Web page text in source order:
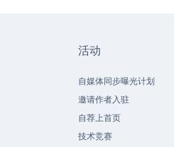
活动
自媒体同步曝光计划
邀请作者入驻
自荐上首页
技术竞赛